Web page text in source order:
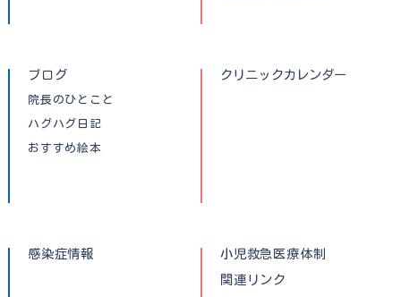
ブログ
院長のひとこと
ハグハグ日記
おすすめ絵本
クリニックカレンダー
感染症情報
小児救急医療体制
関連リンク